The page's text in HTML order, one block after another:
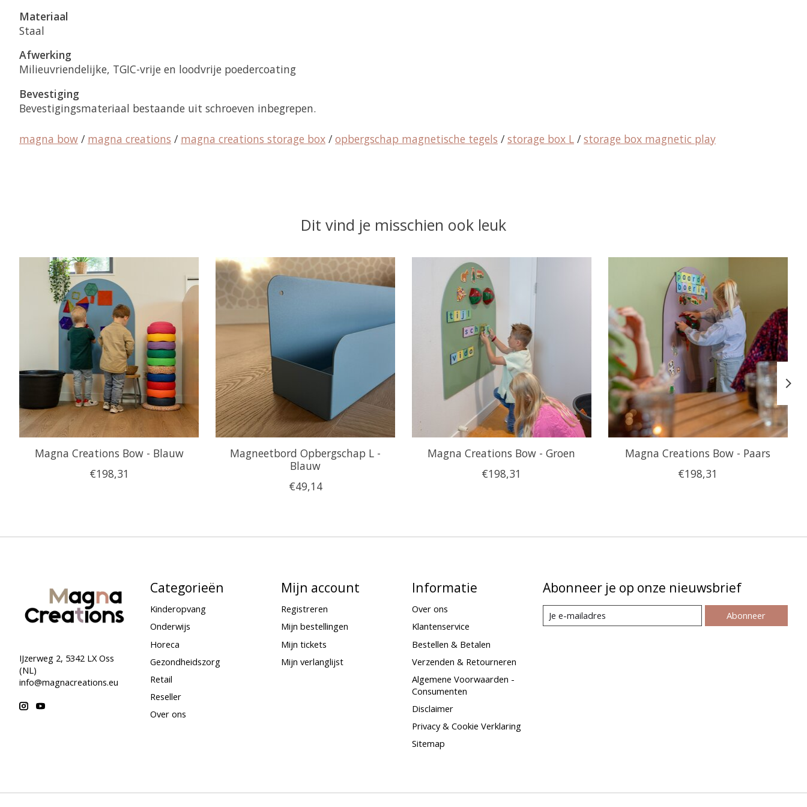
Materiaal
Staal
Afwerking
Milieuvriendelijke, TGIC-vrije en loodvrije poedercoating
Bevestiging
Bevestigingsmateriaal bestaande uit schroeven inbegrepen.
magna bow / magna creations / magna creations storage box / opbergschap magnetische tegels / storage box L / storage box magnetic play
Dit vind je misschien ook leuk
Items van productcarrousel
Magna Creations Bow - Blauw
€198,31
Magneetbord Opbergschap L -
Blauw
€49,14
Magna Creations Bow - Groen
€198,31
Magna Creations Bow - Paars
€198,31
IJzerweg 2, 5342 LX Oss
(NL)
info@magnacreations.eu
Categorieën
Kinderopvang
Onderwijs
Horeca
Gezondheidszorg
Retail
Reseller
Over ons
Mijn account
Registreren
Mijn bestellingen
Mijn tickets
Mijn verlanglijst
Informatie
Over ons
Klantenservice
Bestellen & Betalen
Verzenden & Retourneren
Algemene Voorwaarden -
Consumenten
Disclaimer
Privacy & Cookie Verklaring
Sitemap
Abonneer je op onze nieuwsbrief
Abonneer